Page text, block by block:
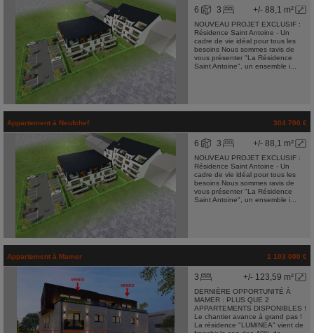
+/- 88,1 m²
6 3
NOUVEAU PROJET EXCLUSIF :
Résidence Saint Antoine - Un
cadre de vie idéal pour tous les
besoins Nous sommes ravis de
vous présenter "La Résidence
Saint Antoine", un ensemble i...
Appartement à Neufchef 304 700 €
+/- 88,1 m²
6 3
NOUVEAU PROJET EXCLUSIF :
Résidence Saint Antoine - Un
cadre de vie idéal pour tous les
besoins Nous sommes ravis de
vous présenter "La Résidence
Saint Antoine", un ensemble i...
Appartement à Mamer 1 103 000 €
+/- 123,59 m²
3
DERNIÈRE OPPORTUNITÉ À
MAMER : PLUS QUE 2
APPARTEMENTS DISPONIBLES !
Le chantier avance à grand pas !
La résidence "LUMINEA" vient de